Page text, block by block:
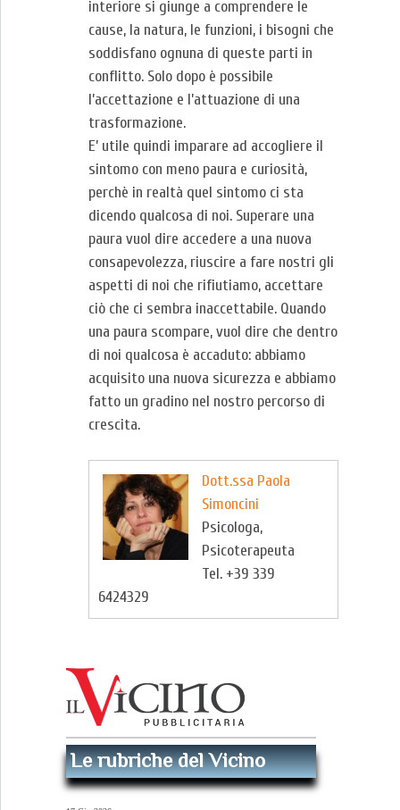
interiore si giunge a comprendere le
cause, la natura, le funzioni, i bisogni che
soddisfano ognuna di queste parti in
conflitto. Solo dopo è possibile
l’accettazione e l’attuazione di una
trasformazione.
E’ utile quindi imparare ad accogliere il
sintomo con meno paura e curiosità,
perchè in realtà quel sintomo ci sta
dicendo qualcosa di noi. Superare una
paura vuol dire accedere a una nuova
consapevolezza, riuscire a fare nostri gli
aspetti di noi che rifiutiamo, accettare
ciò che ci sembra inaccettabile. Quando
una paura scompare, vuol dire che dentro
di noi qualcosa è accaduto: abbiamo
acquisito una nuova sicurezza e abbiamo
fatto un gradino nel nostro percorso di
crescita.
Dott.ssa Paola
Simoncini
Psicologa,
Psicoterapeuta
Tel. +39 339
6424329
Le rubriche del Vicino